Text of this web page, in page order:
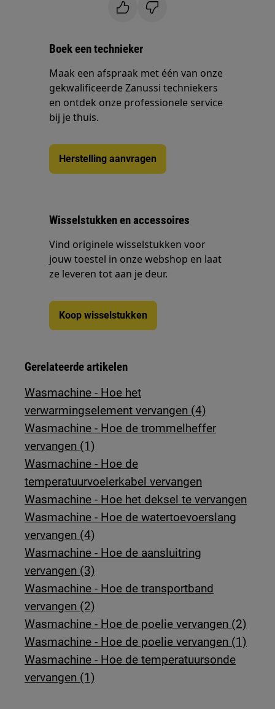
Boek een technieker
Maak een afspraak met één van onze
gekwalificeerde Zanussi techniekers
en ontdek onze professionele service
bij je thuis.
Herstelling aanvragen
Wisselstukken en accessoires
Vind originele wisselstukken voor
jouw toestel in onze webshop en laat
ze leveren tot aan je deur.
Koop wisselstukken
Gerelateerde artikelen
Wasmachine - Hoe het
verwarmingselement vervangen (4)
Wasmachine - Hoe de trommelheffer
vervangen (1)
Wasmachine - Hoe de
temperatuurvoelerkabel vervangen
Wasmachine - Hoe het deksel te vervangen
Wasmachine - Hoe de watertoevoerslang
vervangen (4)
Wasmachine - Hoe de aansluitring
vervangen (3)
Wasmachine - Hoe de transportband
vervangen (2)
Wasmachine - Hoe de poelie vervangen (2)
Wasmachine - Hoe de poelie vervangen (1)
Wasmachine - Hoe de temperatuursonde
vervangen (1)